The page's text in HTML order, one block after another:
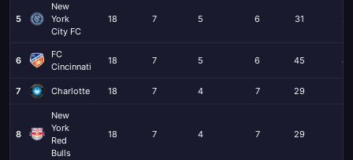
5
New
York
City FC
18 7 5 6 31 24
6
FC
Cincinnati
18 7 5 6 45 44
7 Charlotte 18 7 4 7 29
8
New
York
Red
Bulls
18 7 4 7 29